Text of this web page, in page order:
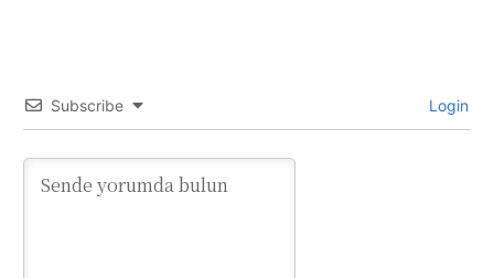
Subscribe Login